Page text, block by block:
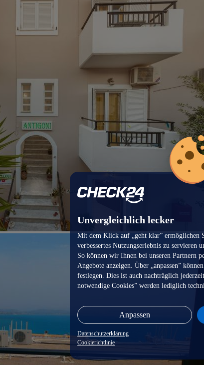
Unvergleichlich lecker
Mit dem Klick auf „geht klar” ermöglichen
verbessertes Nutzungserlebnis zu servieren
So können wir Ihnen bei unseren Partnern
Angebote anzeigen. Über „anpassen”
festlegen. Dies ist auch nachträglich
notwendige Cookies” werden lediglich
Anpassen
Datenschutzerklärung
Cookierichtlinie